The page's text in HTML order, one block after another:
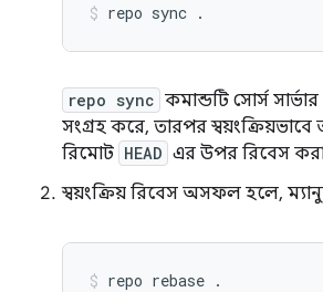
repo sync .
repo sync কমান্ডটি সোর্স
সংগ্রহ করে, তারপর
রিমোট HEAD এর উপর রিবেস
স্বয়ংক্রিয় রিবেস অসফল হলে,
repo rebase .